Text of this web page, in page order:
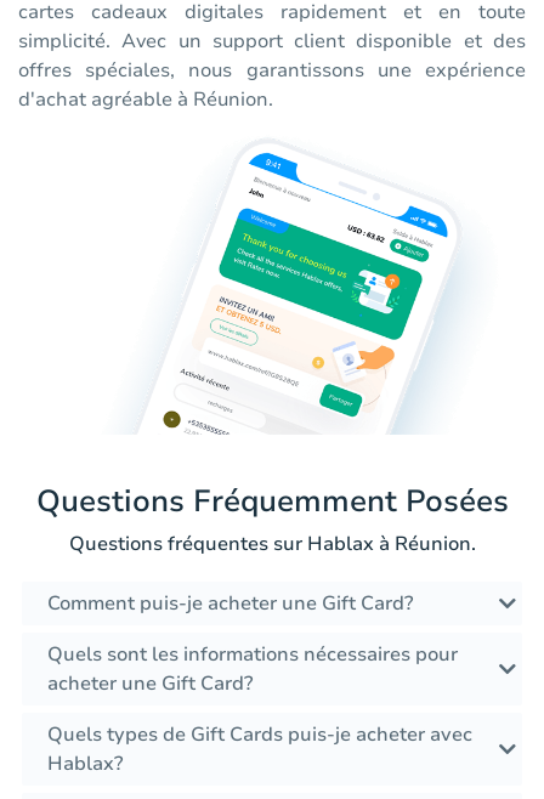
cartes cadeaux digitales rapidement et en toute
simplicité. Avec un support client disponible et des
offres spéciales, nous garantissons une expérience
d'achat agréable à Réunion.
Questions Fréquemment Posées
Questions fréquentes sur Hablax à Réunion.
Comment puis-je acheter une Gift Card?
Quels sont les informations nécessaires pour
acheter une Gift Card?
Quels types de Gift Cards puis-je acheter avec
Hablax?